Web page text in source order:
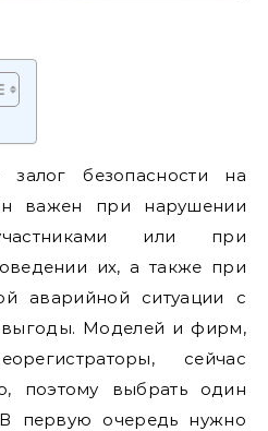
залог безопасности на
важен при нарушении
или при
их, а также при
аварийной ситуации с
выгоды. Моделей и фирм,
сейчас
поэтому выбрать один
первую очередь нужно